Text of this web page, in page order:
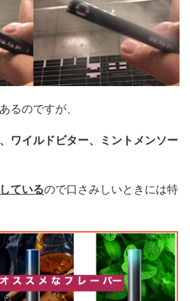
るのですが、
ワイルドビター、ミントメンソー
ているので口さみしいときには特